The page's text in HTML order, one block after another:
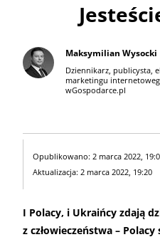
Maksymilian Wysocki
Dziennikarz, publicysta,
marketingu
wGospodarce.pl
Opublikowano: 2 marca 2022,
Aktualizacja: 2 marca 2022, 19:20
I Polacy, i Ukraińcy zdają
z człowieczeństwa –